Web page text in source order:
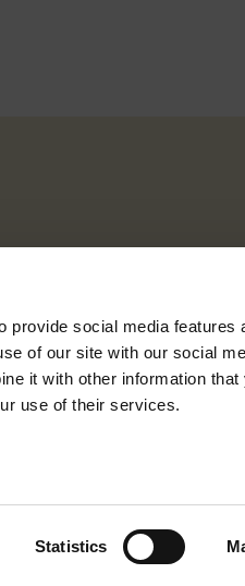
provide social media features
of our site with our social
it with other information that
use of their services.
Statistics